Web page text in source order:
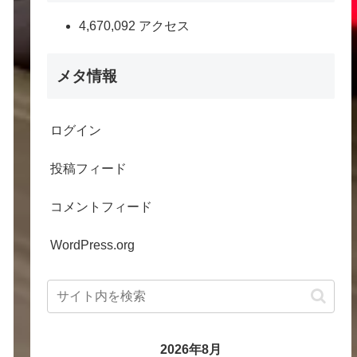
4,670,092 アクセス
メタ情報
ログイン
投稿フィード
コメントフィード
WordPress.org
2026年8月